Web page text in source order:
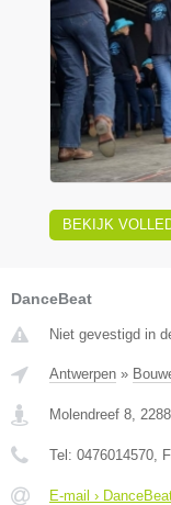
BEKIJK
DanceBeat
Niet gevestigd in
Antwerpen »
Molendreef 8 2288
Tel: 0476014570 ,
E-mail ›